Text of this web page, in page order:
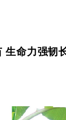
生命力强韧